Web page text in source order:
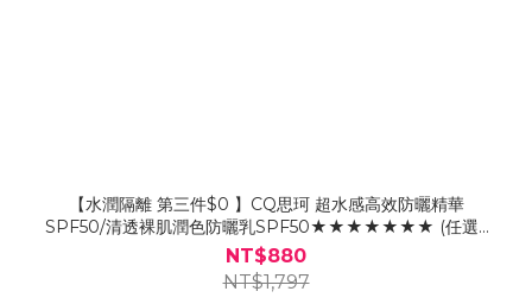
【水潤隔離 第三件$0 】CQ思珂 超水感高效防曬精華
SPF50/清透裸肌潤色防曬乳SPF50★★★★★★★ (任選3
入)
NT$880
NT$1,797